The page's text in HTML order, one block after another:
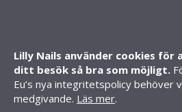
Lilly Nails använder cookies för
ditt besök så bra som möjligt.
Eu’s nya integritetspolicy behöver
medgivande. Läs mer.
Butiker
CONTACT INFORMATION